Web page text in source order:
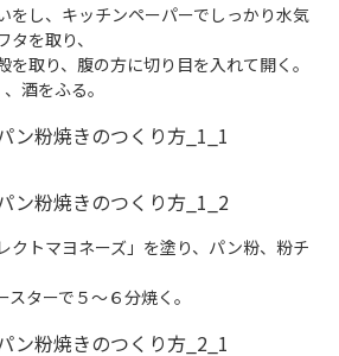
をし、キッチンペーパーでしっかり水気
タを取り、
を取り、腹の方に切り目を入れて開く。
酒をふる。
クトマヨネーズ」を塗り、パン粉、粉チ
スターで５～６分焼く。